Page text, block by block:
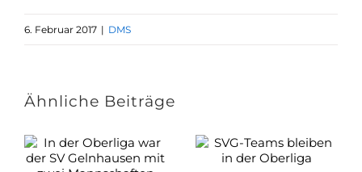
6. Februar 2017 | DMS
Ähnliche Beiträge